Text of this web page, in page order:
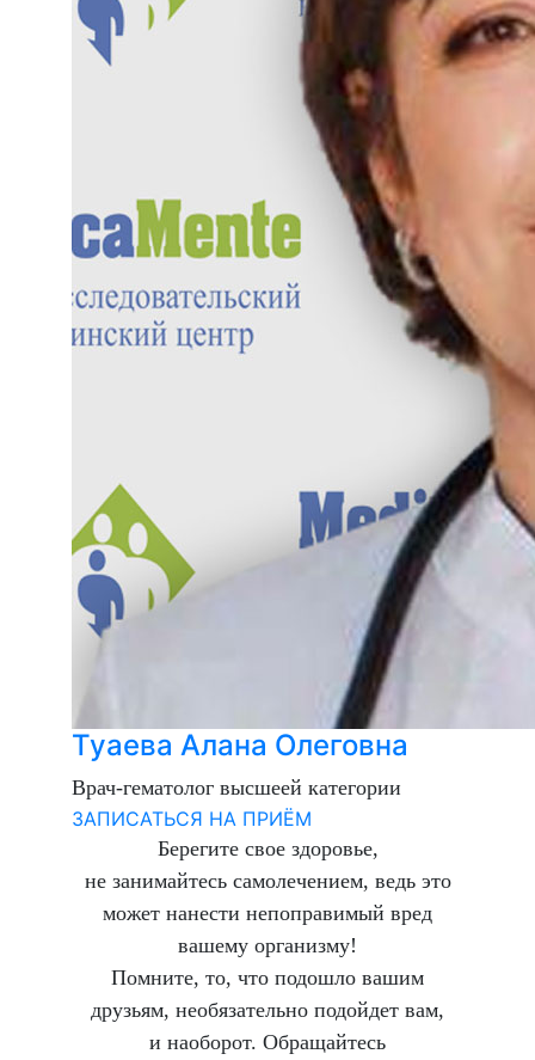
Туаева Алана Олеговна
Врач-гематолог высшеей категории
ЗАПИСАТЬСЯ НА ПРИЁМ
Берегите свое здоровье,
не занимайтесь самолечением, ведь это
может нанести непоправимый вред
вашему организму!
Помните, то, что подошло вашим
друзьям, необязательно подойдет вам,
и наоборот. Обращайтесь